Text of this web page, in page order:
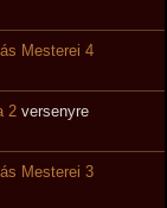
Mesterei 4
2 versenyre
Mesterei 3